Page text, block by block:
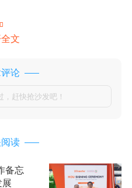

文
论
赶快抢沙发吧！
读
备忘